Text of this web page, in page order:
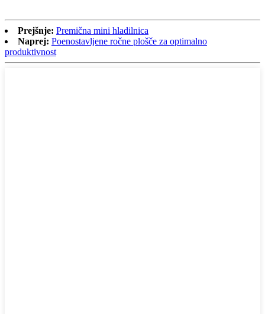
Prejšnje: Premična mini hladilnica
Naprej: Poenostavljene ročne plošče za optimalno
produktivnost